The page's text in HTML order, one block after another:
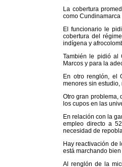
La cobertura
como
El funcionario le
cobertura del
indígena y
También le pidió al
Marcos y para la
En otro renglón, el
menores sin
Otro gran problema,
los cupos en las
En relación con la
empleo directo a
necesidad de
Hay reactivación de
está marchando
Al renglón de la